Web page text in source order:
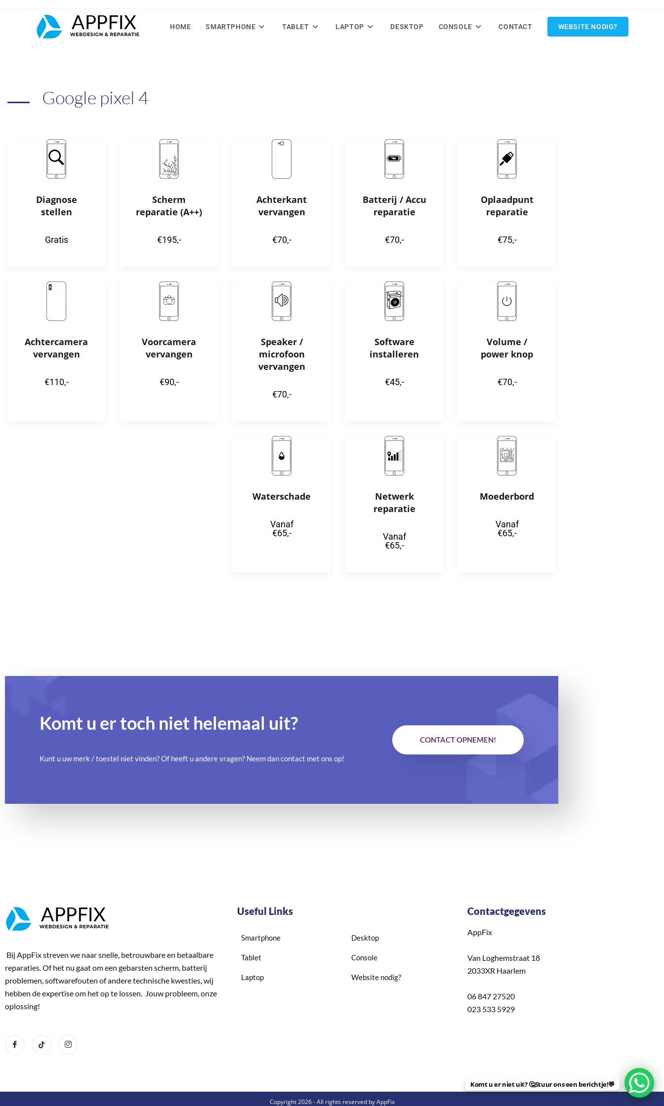
HOME SMARTPHONE TABLET LAPTOP DESKTOP CONSOLE CONTACT WEBSITE NODIG?
Google pixel 4
Diagnose
stellen
Gratis
Scherm
reparatie (A++)
€195,-
Achterkant
vervangen
€70,-
Batterij / Accu
reparatie
€70,-
Oplaadpunt
reparatie
€75,-
Achtercamera
vervangen
€110,-
Voorcamera
vervangen
€90,-
Speaker /
microfoon
vervangen
€70,-
Software
installeren
€45,-
Volume /
power knop
€70,-
Waterschade
Vanaf
€65,-
Netwerk
reparatie
Vanaf
€65,-
Moederbord
Vanaf
€65,-
Komt u er toch niet helemaal uit?
Kunt u uw merk / toestel niet vinden? Of heeft u andere vragen? Neem dan contact met ons op!
CONTACT OPNEMEN!
Bij AppFix streven we naar snelle, betrouwbare en betaalbare
reparaties. Of het nu gaat om een gebarsten scherm, batterij
problemen, softwarefouten of andere technische kwesties, wij
hebben de expertise om het op te lossen. Jouw probleem, onze
oplossing!
Useful Links
Smartphone
Tablet
Laptop
Desktop
Console
Website nodig?
Contactgegevens
AppFix
Van Loghemstraat 18
2033XR Haarlem
06 847 27520
023 533 5929
Copyright 2026 - All rights reserved by AppFix
Komt u er niet uit? 🤔Stuur ons een berichtje!💬